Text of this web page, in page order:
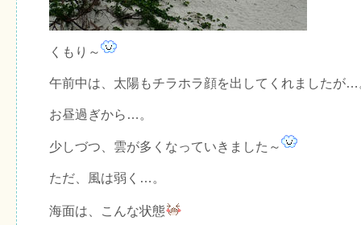
くもり～
午前中は、太陽もチラホラ顔を出してくれましたが…
お昼過ぎから…。
少しづつ、雲が多くなっていきました～
ただ、風は弱く…。
海面は、こんな状態